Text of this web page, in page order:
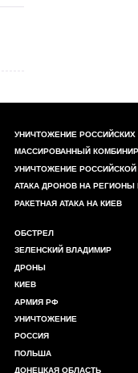
УНИЧТОЖЕНИЕ РОССИЙСКИХ
МАССИРОВАННЫЙ
УНИЧТОЖЕНИЕ РОССИЙСКОЙ
АТАКА ДРОНОВ НА РЕГИОНЫ
РАКЕТНАЯ АТАКА НА КИЕВ
ОБСТРЕЛ
ЗЕЛЕНСКИЙ ВЛАДИМИР
ДРОНЫ
КИЕВ
АРМИЯ РФ
УНИЧТОЖЕНИЕ
РОССИЯ
ПОЛЬША
ДОНЕЦКАЯ ОБЛАСТЬ